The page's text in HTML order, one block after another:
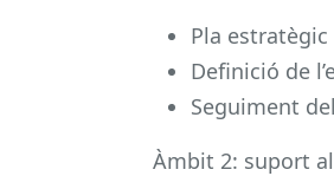
Pla
Definició de
Seguiment
Àmbit 2: suport